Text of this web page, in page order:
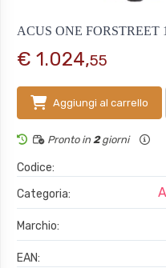
ACUS ONE FORSTREET
€ 1.024,55
Aggiungi al carrello
Pronto in 2giorni
Codice:
Categoria:
Marchio:
EAN: